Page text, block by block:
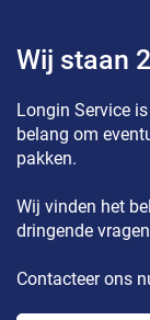
Wij staan
Longin Service is
belang om
pakken.
Wij vinden het
dringende
Contacteer ons